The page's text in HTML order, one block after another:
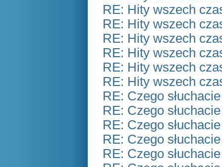
RE: Hity wszech
RE: Hity wszech
RE: Hity wszech
RE: Hity wszech
RE: Hity wszech
RE: Hity wszech
RE: Czego
RE: Czego
RE: Czego
RE: Czego
RE: Czego